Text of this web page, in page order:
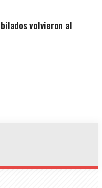
volvieron al